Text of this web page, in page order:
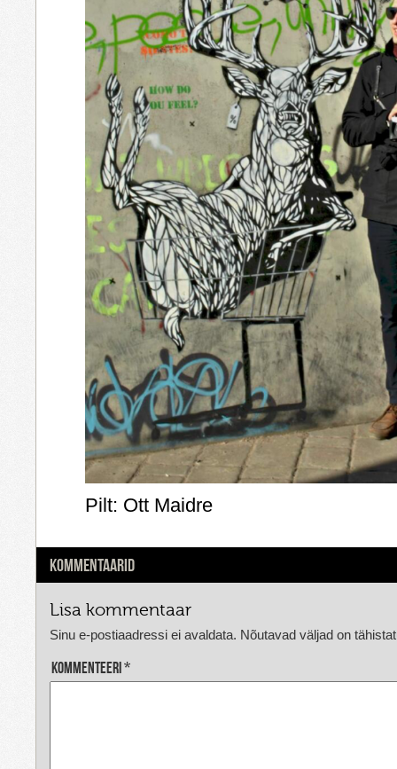
Pilt: Ott Maidre
KOMMENTAARID
Lisa kommentaar
Sinu e-postiaadressi ei avaldata. Nõutavad väljad on
Kommenteeri *